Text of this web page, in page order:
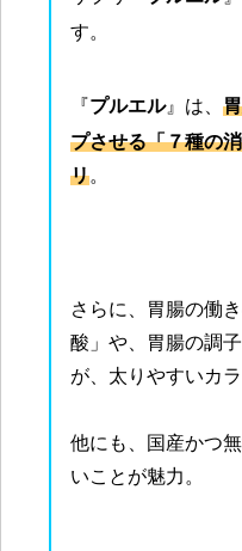
す。
『プルエル』は、
プさせる「７種の
リ。
さらに、胃腸の働
酸」や、胃腸の調
が、太りやすいカ
他にも、国産かつ
いことが魅力。